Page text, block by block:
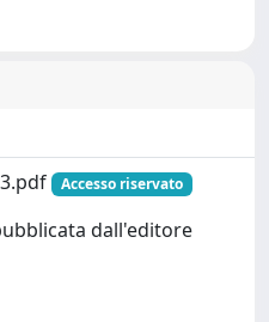
Accesso riservato
dall'editore